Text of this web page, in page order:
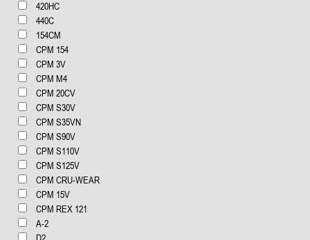
420HC
440C
154СМ
CPM 154
CPM 3V
CPM M4
CPM 20CV
CPM S30V
CPM S35VN
CPM S90V
CPM S110V
CPM S125V
CPM CRU-WEAR
CPM 15V
CPM REX 121
А-2